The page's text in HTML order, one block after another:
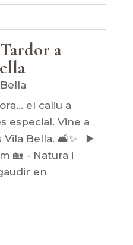
a
el caliu a
especial. Vine a
Vila Bella. 🛋️✨ ▶️
🏡 - Natura i
en